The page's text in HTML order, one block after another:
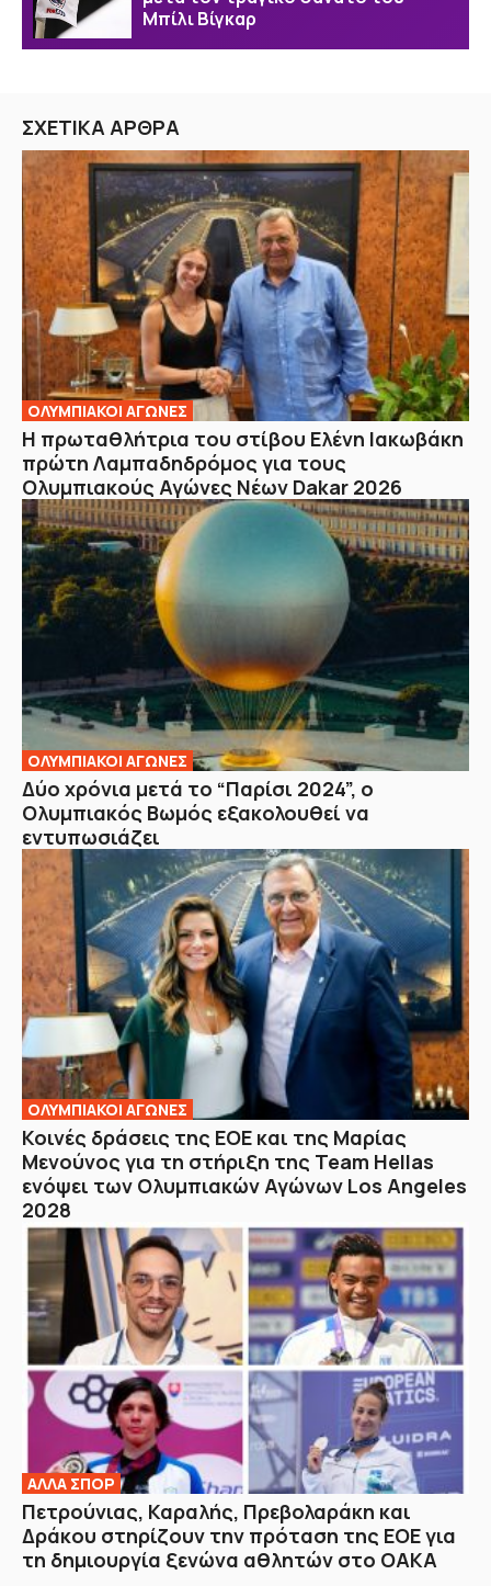
Μπίλι Βίγκαρ
ΣΧΕΤΙΚΑ ΑΡΘΡΑ
ΟΛΥΜΠΙΑΚΟΙ ΑΓΩΝΕΣ
Η πρωταθλήτρια του στίβου Ελένη Ιακωβάκη
πρώτη Λαμπαδηδρόμος για τους
Ολυμπιακούς Αγώνες Νέων Dakar 2026
ΟΛΥΜΠΙΑΚΟΙ ΑΓΩΝΕΣ
Δύο χρόνια μετά το “Παρίσι 2024”, ο
Ολυμπιακός Βωμός εξακολουθεί να
εντυπωσιάζει
ΟΛΥΜΠΙΑΚΟΙ ΑΓΩΝΕΣ
Κοινές δράσεις της ΕΟΕ και της Μαρίας
Μενούνος για τη στήριξη της Team Hellas
ενόψει των Ολυμπιακών Αγώνων Los Angeles
2028
ΑΛΛΑ ΣΠΟΡ
Πετρούνιας, Καραλής, Πρεβολαράκη και
Δράκου στηρίζουν την πρόταση της ΕΟΕ για
τη δημιουργία ξενώνα αθλητών στο ΟΑΚΑ